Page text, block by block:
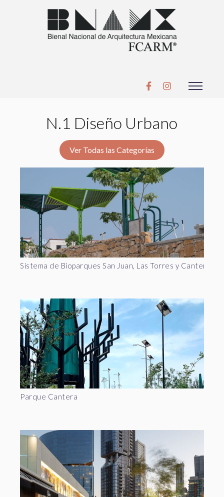
N.1 Diseño Urbano
Ver Todas las Categorías
Sistema de Bioparques San Juan, Las Torres y Canteras
Parque Cantera